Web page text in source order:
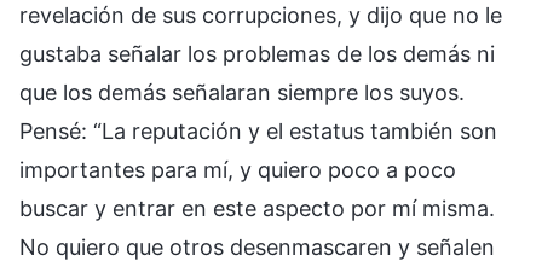
revelación de sus corrupciones, y dijo que no le
gustaba señalar los problemas de los demás ni
que los demás señalaran siempre los suyos.
Pensé: “La reputación y el estatus también son
importantes para mí, y quiero poco a poco
buscar y entrar en este aspecto por mí misma.
No quiero que otros desenmascaren y señalen